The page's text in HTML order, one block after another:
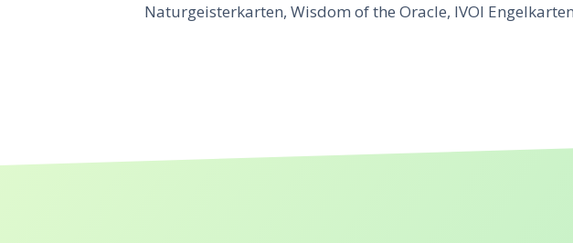
Naturgeisterkarten, Wisdom of the Oracle, IVOI Engelkarten